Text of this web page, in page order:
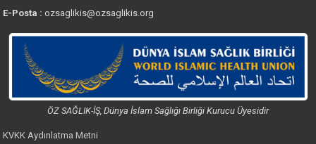
E-Posta : ozsaglikis@ozsaglikis.org
ÖZ SAĞLIK-İŞ, Dünya İslam Sağlığı Birliği Kurucu Üyesidir
KVKK Aydınlatma Metni